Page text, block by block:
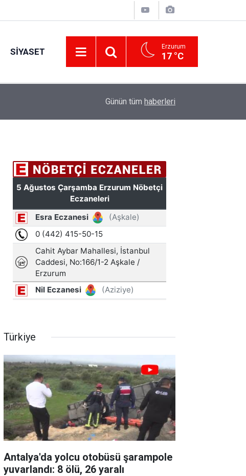
SIYASET Erzurum
17 °C
Şenkaya Belediye Başkanı Görbil Özcan
Günün tüm haberleri
Türkiye
Antalya'da yolcu otobüsü şarampole
yuvarlandı: 8 ölü, 26 yaralı